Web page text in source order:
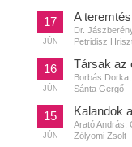
17
JÚN
A
Dr.
Petridisz
16
JÚN
Társak az
Borbás
Sánta Gergő
15
JÚN
Kalandok
Arató András,
Zólyomi Zsolt